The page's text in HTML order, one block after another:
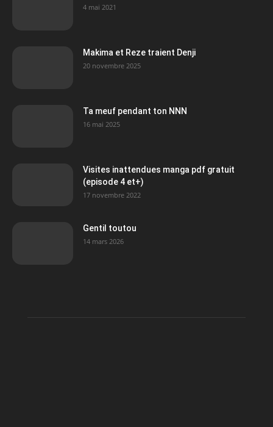
4 mai 2021
Makima et Reze traient Denji
20 novembre 2025
Ta meuf pendant ton NNN
16 mai 2025
Visites inattendues manga pdf gratuit
(episode 4 et+)
17 novembre 2022
Gentil toutou
14 mars 2026